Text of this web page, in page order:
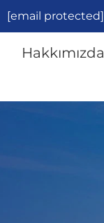
[email protected]
Hakkımızda